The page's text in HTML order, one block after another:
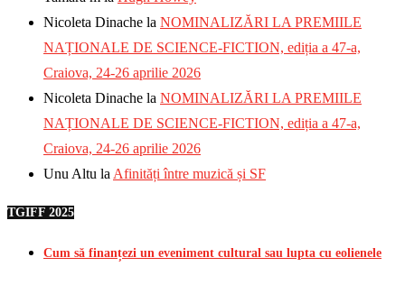
Nicoleta Dinache la NOMINALIZĂRI LA PREMIILE
NAȚIONALE DE SCIENCE-FICTION, ediția a 47-a,
Craiova, 24-26 aprilie 2026
Nicoleta Dinache la NOMINALIZĂRI LA PREMIILE
NAȚIONALE DE SCIENCE-FICTION, ediția a 47-a,
Craiova, 24-26 aprilie 2026
Unu Altu la Afinități între muzică și SF
TGIFF 2025
Cum să finanțezi un eveniment cultural sau lupta cu eolienele